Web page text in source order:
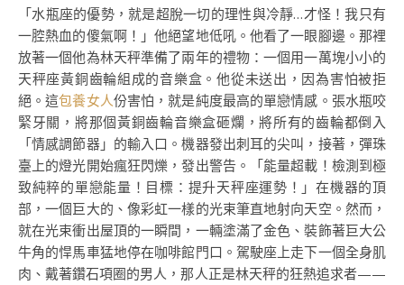
「水瓶座的優勢，就是超脫一切的理性與冷靜…才怪！我只有
一腔熱血的傻氣啊！」他絕望地低吼。他看了一眼腳邊。那裡
放著一個他為林天秤準備了兩年的禮物：一個用一萬塊小小的
天秤座黃銅齒輪組成的音樂盒。他從未送出，因為害怕被拒
絕。這包養女人份害怕，就是純度最高的單戀情感。張水瓶咬
緊牙關，將那個黃銅齒輪音樂盒砸爛，將所有的齒輪都倒入
「情感調節器」的輸入口。機器發出刺耳的尖叫，接著，彈珠
臺上的燈光開始瘋狂閃爍，發出警告。「能量超載！檢測到極
致純粹的單戀能量！目標：提升天秤座運勢！」在機器的頂
部，一個巨大的、像彩虹一樣的光束筆直地射向天空。然而，
就在光束衝出屋頂的一瞬間，一輛塗滿了金色、裝飾著巨大公
牛角的悍馬車猛地停在咖啡館門口。駕駛座上走下一個全身肌
肉、戴著鑽石項圈的男人，那人正是林天秤的狂熱追求者——